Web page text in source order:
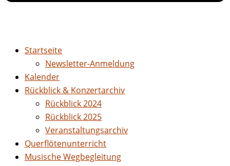
Startseite
Newsletter-Anmeldung
Kalender
Rückblick & Konzertarchiv
Rückblick 2024
Rückblick 2025
Veranstaltungsarchiv
Querflötenunterricht
Musische Wegbegleitung